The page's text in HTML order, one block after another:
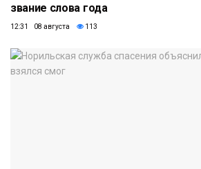
звание слова года
12:31 08 августа 113